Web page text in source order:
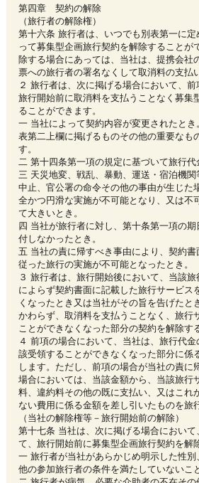
第四章 契約の解除
（旅行者の解除権）
第十六条 旅行者は、いつでも別表第一に
って募集型企画旅行契約を解除することが
除する場合にあっては、当社は、提携会社
票への旅行者の署名なくして取消料の支払
２ 旅行者は、次に掲げる場合において、前
旅行開始前に取消料を支払うことなく募集
ることができます。
一 当社によって契約内容が変更されたと
表第二上欄に掲げるものその他の重要なも
す。
二 第十四条第一項の規定に基づいて旅行代
三 天災地変、戦乱、暴動、運送・宿泊機
中止、官公署の命令その他の事由が生じた
全かつ円滑な実施が不可能となり、又は不
て大きいとき。
四 当社が旅行者に対し、第十条第一項の
付しなかったとき。
五 当社の責に帰すべき事由により、契約
従った旅行の実施が不可能となったとき。
３ 旅行者は、旅行開始後において、当該
によらず契約書面に記載した旅行サービス
くなったとき又は当社がその旨を告げたと
かわらず、取消料を支払うことなく、旅行
ことができなくなった部分の契約を解除す
４ 前項の場合において、当社は、旅行代
該受領することができなくなった部分に係
します。ただし、前項の場合が当社の責に
場合においては、当該金額から、当該旅行
料、違約料その他の既に支払い、又はこれ
ない費用に係る金額を差し引いたものを旅
（当社の解除権等－旅行開始前の解除）
第十七条 当社は、次に掲げる場合におい
て、旅行開始前に募集型企画旅行契約を解
一 旅行者が当社があらかじめ明示した性
他の参加旅行者の条件を満たしていないこ